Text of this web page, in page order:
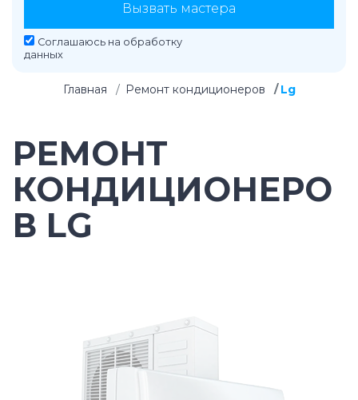
Вызвать мастера
Соглашаюсь на обработку
данных
Главная Ремонт кондиционеров Lg
РЕМОНТ
КОНДИЦИОНЕРО
В LG